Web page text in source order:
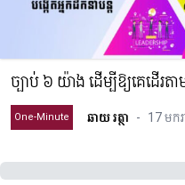
ច្បាប់ ៦ យ៉ាង ដើម្បីឱ្យគេដើរ
One-Minute ឆាយ រត្ថា - 17 មក